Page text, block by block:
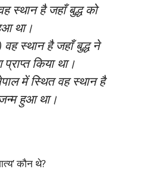
स्थान है जहाँ बुद्ध को
था।
स्थान है जहाँ बुद्ध ने
प्राप्त किया था।
में स्थित वह स्थान है
हुआ था।
कौन थे?